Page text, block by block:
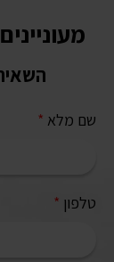
שם מלא *
טלפון *